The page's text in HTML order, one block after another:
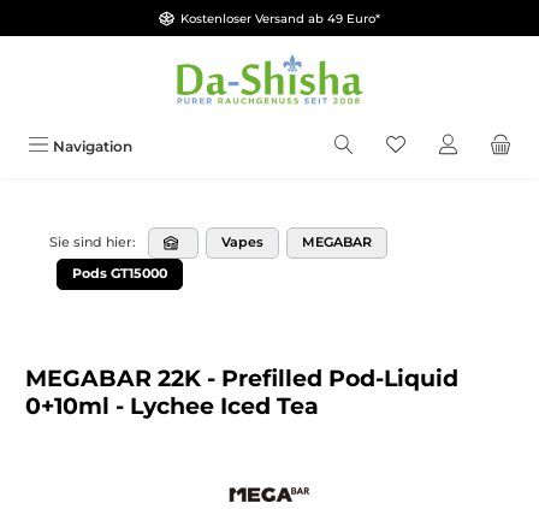
Zum Hauptinhalt springenKostenloser Versand ab 49 Euro*
Navigation Du hast 0
Sie sind hier: Vapes
MEGABAR
Pods GT15000
MEGABAR 22K - Prefilled Pod-Liquid
0+10ml - Lychee Iced Tea